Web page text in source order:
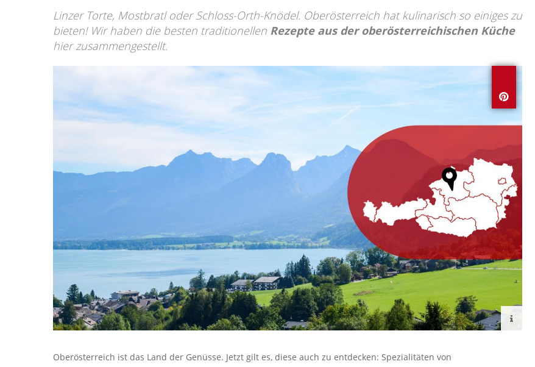
Linzer Torte, Mostbratl oder Schloss-Orth-Knödel. Oberösterreich hat kulinarisch so einiges zu
bieten! Wir haben die besten traditionellen Rezepte aus der oberösterreichischen Küche
hier zusammengestellt.
Oberösterreich ist das Land der Genüsse. Jetzt gilt es, diese auch zu entdecken: Spezialitäten von